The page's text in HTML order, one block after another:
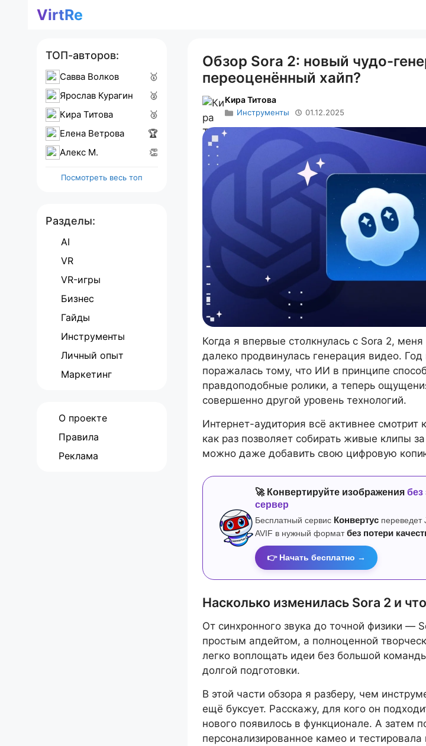
ПерейтиVirtRe
Обзор Sora 2: новый чудо-
переоценённый хайп?
Кира Титова
Инструменты 01.12.2025
Когда я впервые столкнулась с Sora 2,
далеко продвинулась генерация видео. Год
поражалась тому, что ИИ в принципе
правдоподобные ролики, а теперь
совершенно другой уровень технологий.
Интернет-аудитория всё активнее смотрит
как раз позволяет собирать живые клипы
можно даже добавить свою цифровую
🚀 Конвертируйте изображения без
сервер
Бесплатный сервис Конвертус переведет
AVIF в нужный формат без потери
👉 Начать бесплатно →
Насколько изменилась Sora 2 и
От синхронного звука до точной физики —
простым апдейтом, а полноценной
легко воплощать идеи без большой
долгой подготовки.
В этой части обзора я разберу, чем
ещё буксует. Расскажу, для кого он
нового появилось в функционале. А затем
персонализированное камео и
ТОП-авторов:
Савва Волков
🥇
Ярослав Курагин
🥈
Кира Титова
🥉
Елена Ветрова
🏆
Алекс M.
👏
Посмотреть весь топ
Разделы:
AI
VR
VR-игры
Бизнес
Гайды
Инструменты
Личный опыт
Маркетинг
О проекте
Правила
Реклама